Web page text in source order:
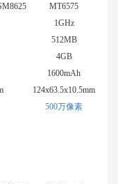
MT6575
1GHz
512MB
4GB
1600mAh
124x63.5x10.5mm
500万像素